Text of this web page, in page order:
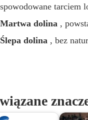
spowodowane tarciem
Martwa dolina,
Ślepa dolina, bez